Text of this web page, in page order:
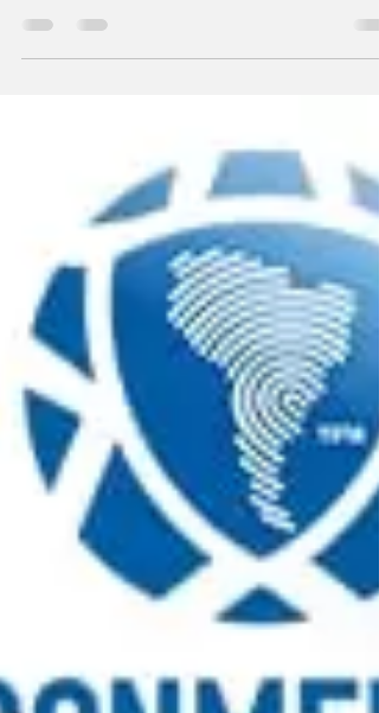
Equipes se enfrentam pela quarta rodada
Eliminatórias para a próxima Copa do Mundo